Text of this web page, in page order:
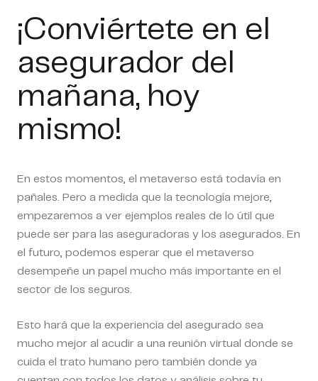
¡Conviértete en el
asegurador del
mañana, hoy
mismo!
En estos momentos, el metaverso está todavía en
pañales. Pero a medida que la tecnología mejore,
empezaremos a ver ejemplos reales de lo útil que
puede ser para las aseguradoras y los asegurados. En
el futuro, podemos esperar que el metaverso
desempeñe un papel mucho más importante en el
sector de los seguros.
Esto hará que la experiencia del asegurado sea
mucho mejor al acudir a una reunión virtual donde se
cuida el trato humano pero también donde ya